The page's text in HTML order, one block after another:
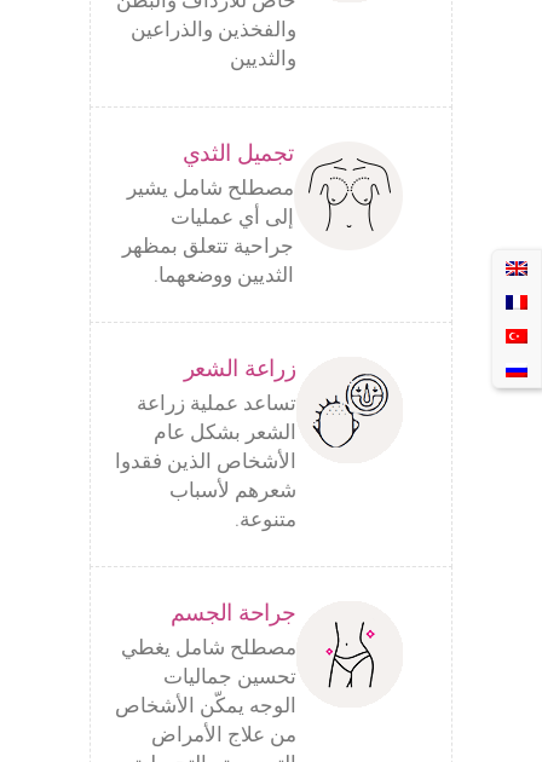
والفخذين والذراعين
والثديين
تجميل الثدي
مصطلح شامل يشير
إلى أي عمليات
جراحية تتعلق بمظهر
الثديين ووضعهما.
زراعة الشعر
تساعد عملية زراعة
الشعر بشكل عام
الأشخاص الذين فقدوا
شعرهم لأسباب
متنوعة.
جراحة الجسم
مصطلح شامل يغطي
تحسين جماليات
الوجه يمكّن الأشخاص
من علاج الأمراض